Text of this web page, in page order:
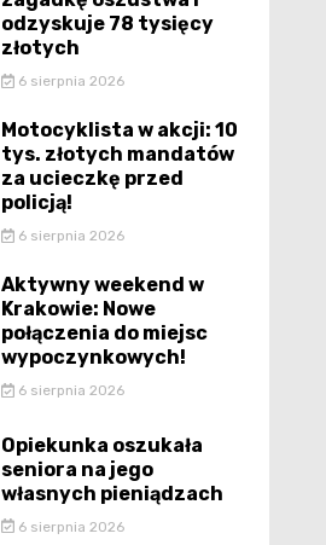
odzyskuje 78 tysięcy
złotych
6 sierpnia 2026
Motocyklista w akcji: 10
tys. złotych mandatów
za ucieczkę przed
policją!
6 sierpnia 2026
Aktywny weekend w
Krakowie: Nowe
połączenia do miejsc
wypoczynkowych!
6 sierpnia 2026
Opiekunka oszukała
seniora na jego
własnych pieniądzach
6 sierpnia 2026